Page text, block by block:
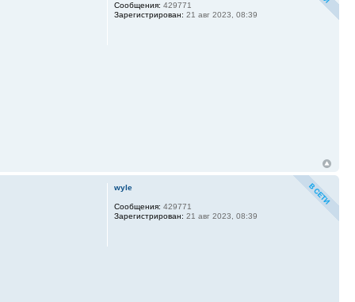
Сообщения: 429771
Зарегистрирован: 21 авг 2023, 08:39
wyle
Сообщения: 429771
Зарегистрирован: 21 авг 2023, 08:39